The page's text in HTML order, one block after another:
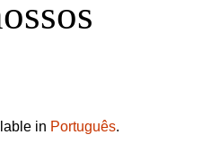
in Português.